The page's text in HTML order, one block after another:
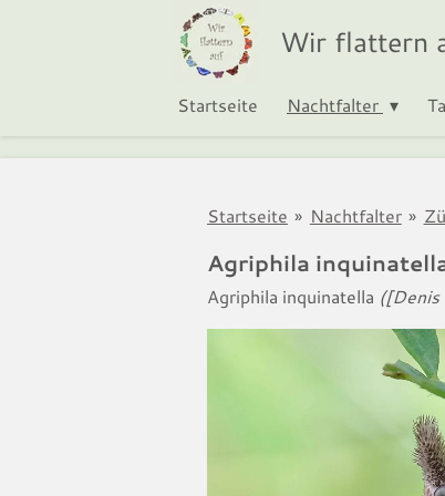
Wir flattern
Startseite Nachtfalter
Startseite » Nachtfalter »
Agriphila
Agriphila inquinatella